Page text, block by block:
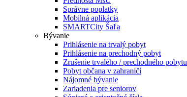
Správne poplatky
Mobilná aplikácia
SMARTCity Šaľa
Bývanie
Prihlásenie na trvalý pobyt
Prihlásenie na prechodný pobyt
Zrušenie trvalého / prechodného pobytu
Pobyt občana v zahraničí
Nájomné bývanie
Zariadenia pre seniorov